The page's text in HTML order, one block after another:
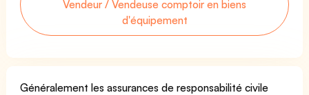
Vendeur / Vendeuse comptoir en biens
d'équipement
Généralement les assurances de responsabilité civile